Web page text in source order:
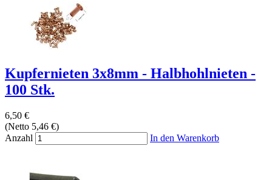
Kupfernieten 3x8mm - Halbhohlnieten -
100 Stk.
6,50 €
(Netto 5,46 €)
Anzahl
In den Warenkorb